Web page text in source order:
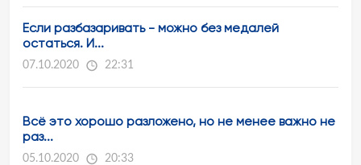
Если разбазаривать - можно без медалей
остаться. И...
07.10.2020 22:31
Всё это хорошо разложено, но не менее важно не
раз...
05.10.2020 20:33